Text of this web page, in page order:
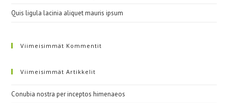
Quis ligula lacinia aliquet mauris ipsum
Viimeisimmät Kommentit
Viimeisimmät Artikkelit
Conubia nostra per inceptos himenaeos